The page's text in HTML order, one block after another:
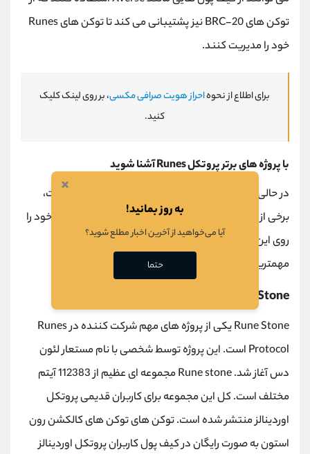
توکن هایBRC-20نیز پشتیبانی می کند تا توکن هایRunes
خود را مدیریت کنند.
برای اطلاع از نحوهاحراز هویت صرافی مکسی، بر روی لینک کلیک
کنید.
با پروژه های برتر پروتکلRunesآشنا شوید
در حالی که
به طور رسمی راه اندازی نشده است،
برخی از پروژه های اوردینالز قصد دارند توکن های
خود را
روی این پروتکل راه اندازی کنند. در زیر به بررسی برخی از
مهمترین پروژه های این پروتکل می پردازیم.
Rune Stone
Rune Stoneیکی از پروژه های مهم شرکت کننده درRunes
Protocol است. این پروژه توسط شخصی با نام مستعار لئون
دس آغاز شد.Rune stone
مجموعه ای عظیم از 112383 آیتم
مختلف است. کل این مجموعه برای کاربران قدیمی پروتکل
اوردینالز منتشر شده است. توکن های توکن های کالکشن رون
استون به صورت رایگان در کیف پول کاربران پروتکل اوردینالز
×
به روز بمانید!
آیا می‌خواهید از آخرین اخبار مطلع شوید؟
حتما